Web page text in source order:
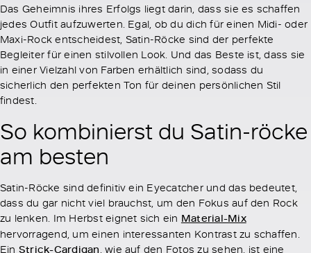
Das Geheimnis ihres Erfolgs liegt darin, dass sie es schaffen
jedes Outfit aufzuwerten. Egal, ob du dich für einen Midi- oder
Maxi-Rock entscheidest, Satin-Röcke sind der perfekte
Begleiter für einen stilvollen Look. Und das Beste ist, dass sie
in einer Vielzahl von Farben erhältlich sind, sodass du
sicherlich den perfekten Ton für deinen persönlichen Stil
findest.
So kombinierst du Satin-röcke
am besten
Satin-Röcke sind definitiv ein Eyecatcher und das bedeutet,
dass du gar nicht viel brauchst, um den Fokus auf den Rock
zu lenken. Im Herbst eignet sich ein Material-Mix
hervorragend, um einen interessanten Kontrast zu schaffen.
Ein Strick-Cardigan , wie auf den Fotos zu sehen, ist eine